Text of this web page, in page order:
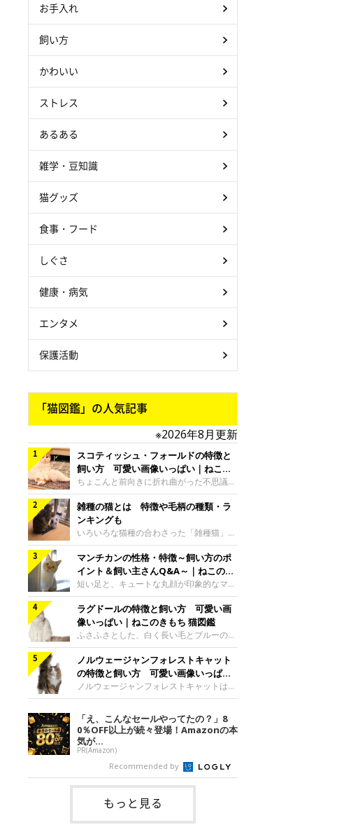
お手入れ
飼い方
かわいい
ストレス
あるある
雑学・豆知識
猫グッズ
食事・フード
しぐさ
健康・病気
エンタメ
保護活動
「猫図鑑」の人気記事
※2026年8月更新
スコティッシュ・フォールドの特徴と
飼い方 可愛い画像いっぱい｜ねこの
きもち 猫図鑑
ちょこんと前向きに折れ曲がった不思議な
耳が印象的なスコティッシュフォールド。
丸みを帯びた体型や、遊びが好きともいわ
れる愛らしいスコティッシュフォールドの
特徴や性格、歴史やかかりやすい病気につ
いて、ご紹介します。猫種名スコティッシ
ュ・フォールド英語名Scottish Fold原産国
英国（スコットランド）公認団体CFA・
TICA 毛種短毛種・長毛種スコティッシュ
フォールドの特徴・魅力まん丸な顔と折れ
耳が愛らしいと長年人気のスコティッシュ
フォールド。スコットランドの農場で生ま
れたスージーという名の真っ白なメス
雑種の猫とは 特徴や毛柄の種類・ラ
ンキングも
いろいろな猫種の合わさった「雑種猫」が
多く飼育されています。雑種猫の魅力は、
その体毛の色や柄、性格などの面でオリジ
ナリティに富んでいる点です。今回は雑種
猫の概要と、体毛の種類について解説して
いきます。 また、ねこのきもちWEB
MAGAZINEの「猫図鑑」アクセス数から、
人気の雑種猫について解析していきます。
ユーザーさんから届いた猫ちゃんのかわい
らしい画像もたっぷりご紹介します。雑種
の猫ってどんな猫？雑種猫の毛色と柄って
どんなものがある？【2020年度】「猫図
鑑」雑種の猫アクセス数ランキングTOP5
最後
マンチカンの性格・特徴～飼い方のポ
イント＆飼い主さんQ&A～｜ねこのき
もち 猫図鑑
短い足と、キュートな丸顔が印象的なマン
チカン。体型の割にジャンプ力に優れ、活
発で甘えん坊ともいわれるマンチカンの特
徴や性格、歴史やかかりやすい病気につい
て、ご紹介します。猫種名マンチカン英語
名Munchikin原産国米国公認団体TICA毛種
短毛種・長毛種マンチカンの魅力 短い足
と、まんまるな顔が愛らしいと、急激に人
気が高まってきたマンチカン。アメリカの
ルイジアナの路上で保護されたのがルーツ
ンプ力に優れていて、低い姿勢で元気に駆
け回る姿は、「猫のスポーツカー」と呼ば
れ
ラグドールの特徴と飼い方 可愛い画
像いっぱい｜ねこのきもち 猫図鑑
ふさふさとした、白く長い毛とブルーの瞳
が印象的なラグドール。その名も「ぬいぐ
るみ人形」という意味をもつほど、おだや
かで人に抱かれるのが大好きな猫です。体
は大きくなりますが、飼いやすさからも大
人気のラグドールの特徴や性格、歴史やか
ラグドールの特徴・魅力 白くてふわふわ
した長毛と、輝くブルーの瞳が優美なラグ
ドール。体は大きくて、心やさしいラグド
ールは、人好きで比較的動きも穏やかで、
お手入れも楽と、飼いやすい猫です。存在
感のある大きさと、抱っこも好む順応性の
高さゆえ、新し
ノルウェージャンフォレストキャット
の特徴と飼い方 可愛い画像いっぱい
｜ねこのきもち 猫図鑑
ノルウェージャンフォレストキャットは、
名前にもあるようにノルウェー原産の猫で
す。北欧神話にも登場するほど歴史は古
く、数百～数千年にまでさかのぼります。
ノルウェージャンフォレストキャットの特
徴や性格、歴史やかかりやすい病気につい
て、ご紹介します。猫種名ノルウェージャ
ンフォレスト キャット英語名 Norwegian
Forest Cat 原産国ノルウェー公認団体
CFA・TICA・FIFe毛種長毛種ノルウェージ
ャンフォレスト キャットの魅力ノルウェ
ージャンフォレストキャットは、名前にも
「え、こんなセールやってたの？」8
0％OFF以上が続々登場！Amazonの本
気が...
PR(Amazon)
Recommended by
もっと見る